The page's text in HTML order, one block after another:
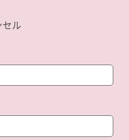
ル